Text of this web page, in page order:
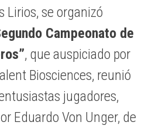
Lirios, se organizó
Campeonato de
, que auspiciado por
Biosciences, reunió
jugadores,
Eduardo Von Unger, de